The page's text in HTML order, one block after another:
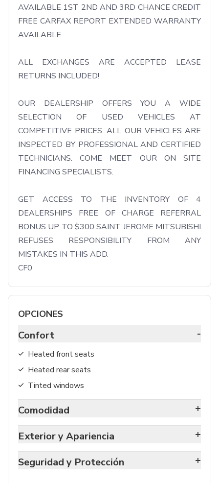
AVAILABLE 1ST 2ND AND 3RD CHANCE CREDIT
FREE CARFAX REPORT EXTENDED WARRANTY
AVAILABLE
ALL EXCHANGES ARE ACCEPTED LEASE
RETURNS INCLUDED!
OUR DEALERSHIP OFFERS YOU A WIDE
SELECTION OF USED VEHICLES AT
COMPETITIVE PRICES. ALL OUR VEHICLES ARE
INSPECTED BY PROFESSIONAL AND CERTIFIED
TECHNICIANS. COME MEET OUR ON SITE
FINANCING SPECIALISTS.
GET ACCESS TO THE INVENTORY OF 4
DEALERSHIPS FREE OF CHARGE REFERRAL
BONUS UP TO $300 SAINT JEROME MITSUBISHI
REFUSES RESPONSIBILITY FROM ANY
MISTAKES IN THIS ADD.
CF0
OPCIONES
Confort -
Heated front seats
Heated rear seats
Tinted windows
Comodidad +
Exterior y Apariencia +
Seguridad y Protección +